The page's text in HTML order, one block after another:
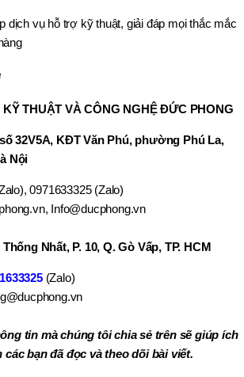
dịch vụ hỗ trợ kỹ thuật, giải đáp mọi thắc mắc
THUẬT VÀ CÔNG NGHỆ ĐỨC PHONG
32V5A, KĐT Văn Phú, phường Phú La,
Nội
0971633325 (Zalo)
Info@ducphong.vn
Nhất, P. 10, Q. Gò Vấp, TP. HCM
(Zalo)
tin mà chúng tôi chia sẻ trên sẽ giúp ích
các bạn đã đọc và theo dõi bài viết.